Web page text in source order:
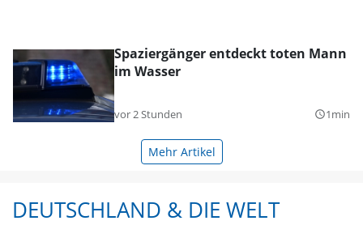
Spaziergänger entdeckt toten Mann
im Wasser
vor 2 Stunden query_builder1min
Mehr Artikel
DEUTSCHLAND & DIE WELT